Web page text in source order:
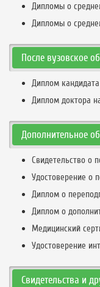
Дипломы о
Дипломы о
После вузовское
Диплом
Диплом доктора
Дополнительное
Свидетельство о
Удостоверение о
Диплом о
Диплом о
Медицинский
Удостоверение
Свидетельства и